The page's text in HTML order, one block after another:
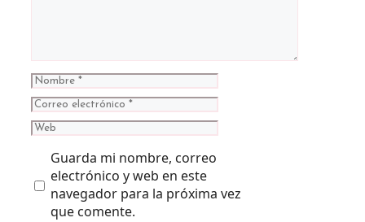
Nombre
Correo
electrónico
Web
Guarda mi nombre, correo
electrónico y web en este
navegador para la próxima vez
que comente.